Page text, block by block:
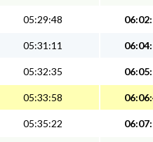
05:29:48
05:31:11
05:32:35
05:33:58
05:35:22